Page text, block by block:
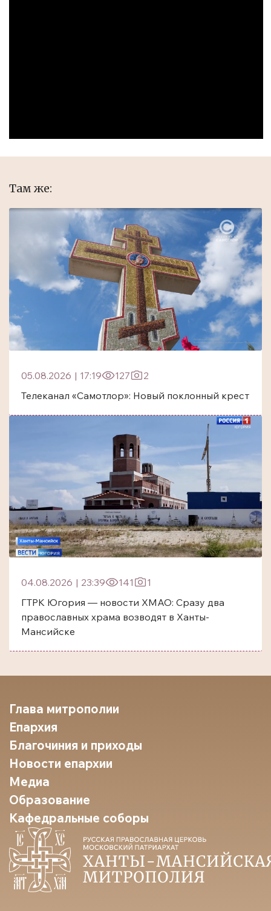
Там же:
05.08.2026 | 17:19 127
2
Телеканал «Самотлор»: Новый поклонный крест
04.08.2026 | 23:39 141
1
ГТРК Югория — новости ХМАО: Сразу два
православных храма возводят в Ханты-
Мансийске
Глава митрополии
Епархия
Благочиния и приходы
Новости епархии
Медиа
Образование
Кафедральные соборы